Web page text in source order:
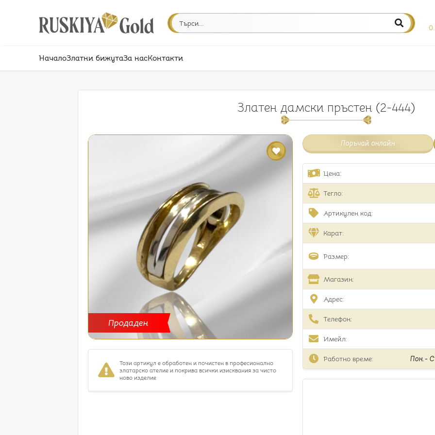
НачалоЗлатни бижутаЗа насКонтакти
Златен дамски пръстен (2-444)
Продаден
Този артикул е обработен и почистен в професионално
златарско ателие и покрива всички изисквания за чисто
ново изделие
Поръчай онлайн
Цена:
Тегло:
Артикулен код:
Карат:
Размер:
Магазин:
Адрес:
Телефон:
Имейл:
Работно време: Пон.-